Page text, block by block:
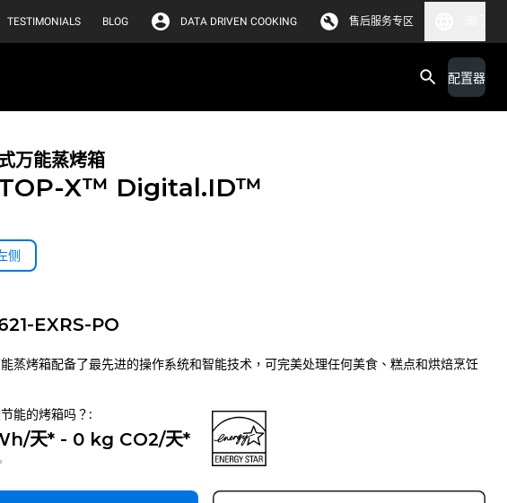
TESTIMONIALS BLOG DATA DRIVEN COOKING 售后服务专区
配置器
万能蒸烤箱
X™ Digital.ID™
侧
EXRS-PO
蒸烤箱配备了最先进的操作系统和智能技术，可完美处理任何美食、糕点和烘焙烹饪
能的烤箱吗？:
天* - 0 kg CO2/天*